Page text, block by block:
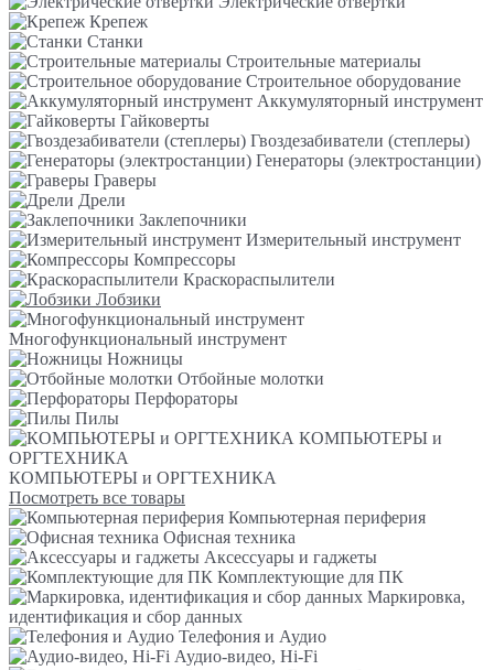
Крепеж
Станки
Строительные материалы
Строительное оборудование
Аккумуляторный инструмент
Гайковерты
Гвоздезабиватели (степлеры)
Генераторы (электростанции)
Граверы
Дрели
Заклепочники
Измерительный инструмент
Компрессоры
Краскораспылители
Лобзики
Многофункциональный инструмент
Ножницы
Отбойные молотки
Перфораторы
Пилы
КОМПЬЮТЕРЫ и
ОРГТЕХНИКА
КОМПЬЮТЕРЫ и ОРГТЕХНИКА
Посмотреть все товары
Компьютерная периферия
Офисная техника
Аксессуары и гаджеты
Комплектующие для ПК
Маркировка,
идентификация и сбор данных
Телефония и Аудио
Аудио-видео, Hi-Fi